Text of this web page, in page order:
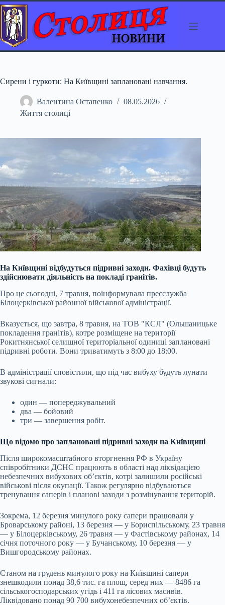
Перейти
до
вмісту
Сирени і гуркоти: На Київщині заплановані навчання.
Валентина Остапенко
08.05.2026
Життя столиці
На Київщині відбудуться підривні заходи. Фахівці будуть
здійснювати діяльність на покладі гранітів.
Про це сьогодні, 7 травня, поінформувала пресслужба
Білоцерківської районної військової адміністрації.
Вказується, що завтра, 8 травня, на ТОВ "КСЛ" (Ольшаницьке
покладення гранітів), котре розміщене на території
Рокитнянської селищної територіальної одиниці заплановані
підривні роботи. Вони триватимуть з 8:00 до 18:00.
В адміністрації сповістили, що під час вибуху будуть лунати
звукові сигнали:
один — попереджувальний
два — бойовий
три — завершення робіт.
Що відомо про заплановані підривні заходи на Київщині
Після широкомасштабного вторгнення РФ в Україну
співробітники ДСНС працюють в області над ліквідацією
небезпечних вибухових об’єктів, котрі залишили російські
військові після окупації. Також регулярно відбуваються
тренування саперів і планові заходи з розмінування територій.
Зокрема, 12 березня минулого року сапери працювали у
Броварському районі, 13 березня — у Бориспільському, 23 травня
— у Білоцерківському, 26 травня — у Фастівському районах, 14
січня поточного року — у Бучанському, 10 березня — у
Вишгородському районах.
Станом на грудень минулого року на Київщині сапери
знешкодили понад 38,6 тис. га площ, серед них — 8486 га
сільськогосподарських угідь і 411 га лісових масивів.
Ліквідовано понад 90 700 вибухонебезпечних об’єктів.